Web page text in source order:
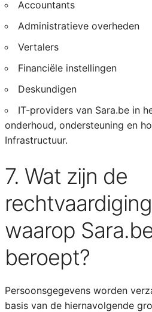
Accountants
Administratieve overheden
Vertalers
Financiële instellingen
Deskundigen
IT-providers van Sara.be in
onderhoud, ondersteuning en
Infrastructuur.
7. Wat zijn de
waarop
beroept?
Persoonsgegevens worden
basis van de hiernavolgende